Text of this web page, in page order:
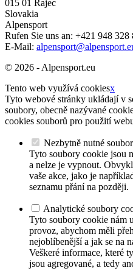
015 01 Rajec
Slovakia
Alpensport
Rufen Sie uns an: +421 948 328
E-Mail:
© 2026 - Alpensport.eu
Tento web využívá cookiesx
Tyto webové stránky ukládají v
soubory, obecně nazývané
cookies souborů pro použití
Nezbytně nutné
Tyto soubory cookie jsou
a nelze je vypnout.
vaše akce, jako je
seznamu přání na později.
Analytické soubory
Tyto soubory cookie nám
provoz, abychom měli
nejoblíbenější a jak se na
Veškeré informace, které
jsou agregované, a tedy